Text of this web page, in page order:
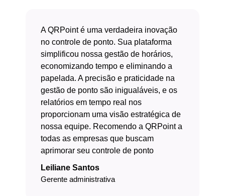
A QRPoint é uma verdadeira inovação
no controle de ponto. Sua plataforma
simplificou nossa gestão de horários,
economizando tempo e eliminando a
papelada. A precisão e praticidade na
gestão de ponto são inigualáveis, e os
relatórios em tempo real nos
proporcionam uma visão estratégica de
nossa equipe. Recomendo a QRPoint a
todas as empresas que buscam
aprimorar seu controle de ponto
Leiliane Santos
Gerente administrativa